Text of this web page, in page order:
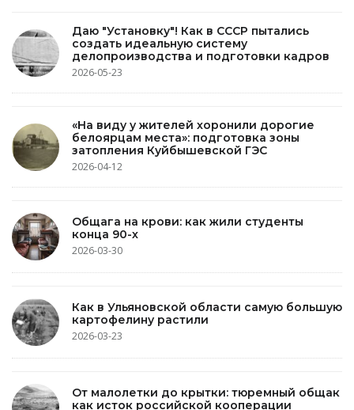
Даю "Установку"! Как в СССР пытались
создать идеальную систему
делопроизводства и подготовки кадров
2026-05-23
«На виду у жителей хоронили дорогие
белоярцам места»: подготовка зоны
затопления Куйбышевской ГЭС
2026-04-12
Общага на крови: как жили студенты
конца 90-х
2026-03-30
Как в Ульяновской области самую большую
картофелину растили
2026-03-23
От малолетки до крытки: тюремный общак
как исток российской кооперации